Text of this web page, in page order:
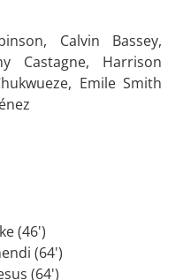
Calvin Bassey,
Castagne, Harrison
Emile Smith
(46')
(64')
(64')